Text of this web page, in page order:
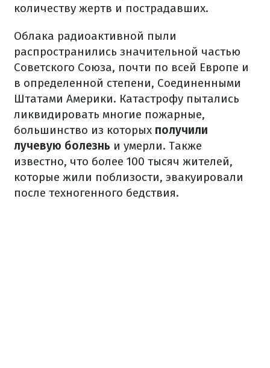
количеству жертв и пострадавших.
Облака радиоактивной пыли
распространились значительной частью
Советского Союза, почти по всей Европе и
в определенной степени, Соединенными
Штатами Америки. Катастрофу пытались
ликвидировать многие пожарные,
большинство из которых получили
лучевую болезнь и умерли. Также
известно, что более 100 тысяч жителей,
которые жили поблизости, эвакуировали
после техногенного бедствия.